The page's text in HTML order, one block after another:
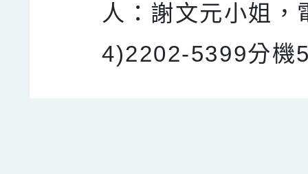
人：謝文元小姐，
4)2202-5399分機